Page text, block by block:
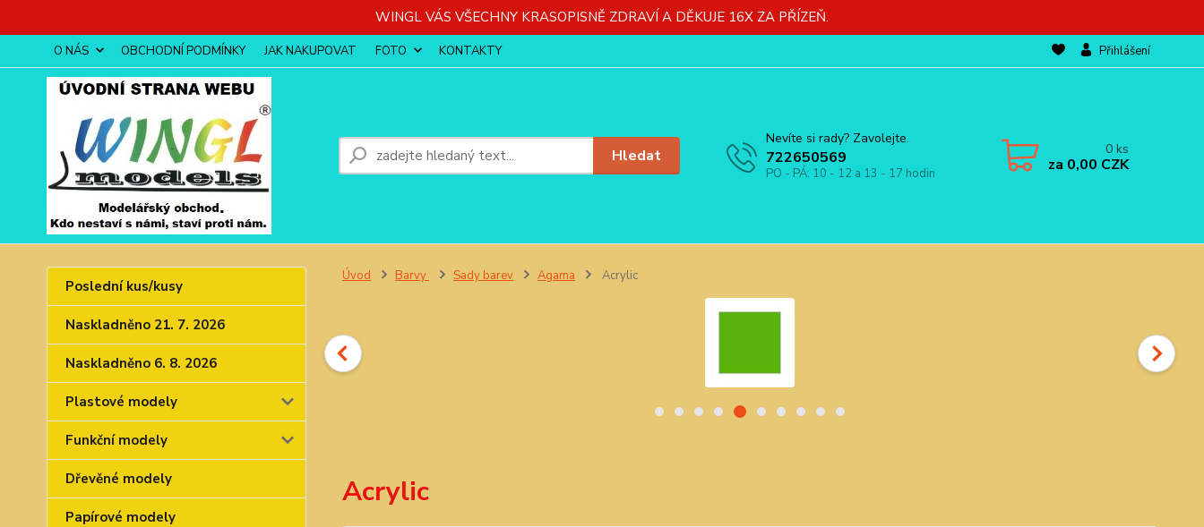
WINGL VÁS VŠECHNY KRASOPISNĚ ZDRAVÍ A DĚKUJE 16X ZA PŘÍZEŇ.
O NÁS OBCHODNÍ PODMÍNKY JAK NAKUPOVAT FOTO KONTAKTY Přihlášení
Hledat
Nevíte si rady? Zavolejte.
722650569
PO - PÁ: 10 - 12 a 13 - 17 hodin
0 ks
za 0,00 CZK
Poslední kus/kusy
Naskladněno 21. 7. 2026
Naskladněno 6. 8. 2026
Plastové modely
Funkční modely
Dřevěné modely
Papírové modely
Úvod Barvy Sady barev Agama Acrylic
Acrylic